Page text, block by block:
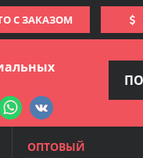
С ЗАКАЗОМ
ОПТОВЫЙ